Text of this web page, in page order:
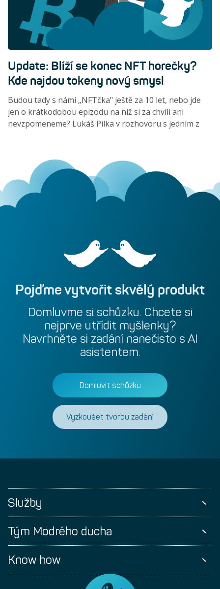
Update: Blíží se konec NFT horečky?
Kde najdou tokeny nový smysl
Budou tady s námi „NFTčka" ještě za 10 let, nebo jde
jen o krátkodobou epizodu na níž si za chvíli ani
nevzpomeneme? Lukáš Pilka v rozhovoru s jedním z
nezaměnitelných tokenů.
Pojďmevytvořit skvělý produkt
Domluvme si schůzku. Chcete si
nejprve utřídit myšlenky?
Navrhněte si zadání nanečisto s AI
asistentem.
Domluvit schůzku
Vyzkoušet tvorbu zadání
Služby
Tým Modrého ducha
Know how